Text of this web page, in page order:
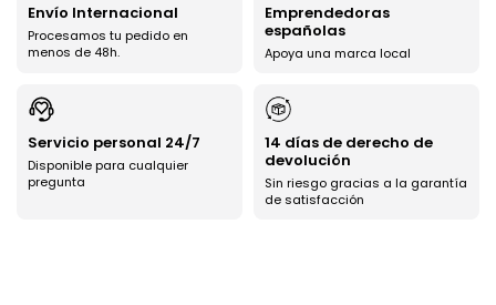
Envío Internacional
Procesamos tu pedido en
menos de 48h.
Emprendedoras
españolas
Apoya una marca local
Servicio personal 24/7
Disponible para cualquier
pregunta
14 días de derecho de
devolución
Sin riesgo gracias a la garantía
de satisfacción